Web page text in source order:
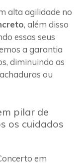
alta agilidade no
, além disso
essas seus
a garantia
diminuindo as
ou
pilar de
os cuidados
em